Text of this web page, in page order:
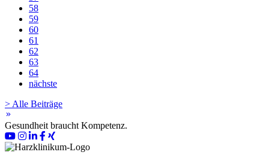
58
59
60
61
62
63
64
nächste
> Alle Beiträge
keyboard_double_arrow_right
Gesundheit braucht Kompetenz.